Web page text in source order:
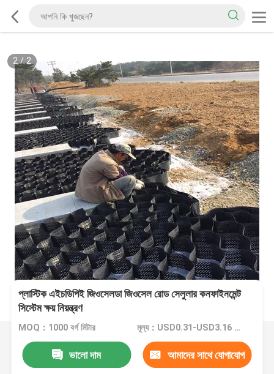
2/2
প্লাস্টিক এইচডিপিই জিওসেলডা জিওসেল রোড সেলুলার কনফাইনমেন্ট
সিস্টেম ক্ষয় নিয়ন্ত্রণ
MOQ：1000 বর্গ মিটার মূল্য：USD0.31-USD3.16 per square meter
ভালো দাম আমাদের সাথে যোগাযোগ